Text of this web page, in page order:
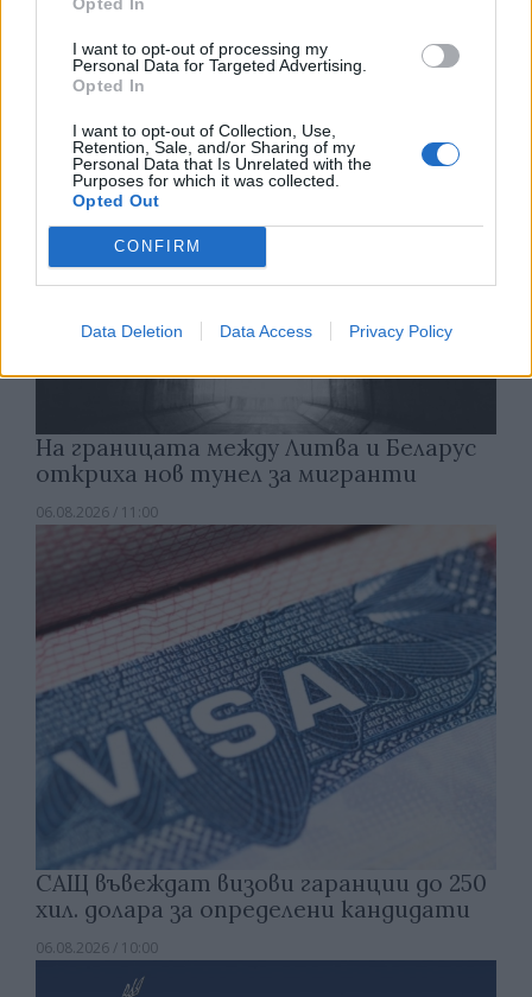
I want to opt-out of processing my
Personal Data for Targeted Advertising.
Opted In
I want to opt-out of Collection, Use,
Retention, Sale, and/or Sharing of my
Personal Data that Is Unrelated with the
Purposes for which it was collected.
Opted Out
CONFIRM
Data Deletion Data Access Privacy Policy
Какви са минималните заплати в
Европа
06.08.2026 / 12:00
На границата между Литва и Беларус
откриха нов тунел за мигранти
06.08.2026 / 11:00
САЩ въвеждат визови гаранции до 250
хил. долара за определени кандидати
06.08.2026 / 10:00